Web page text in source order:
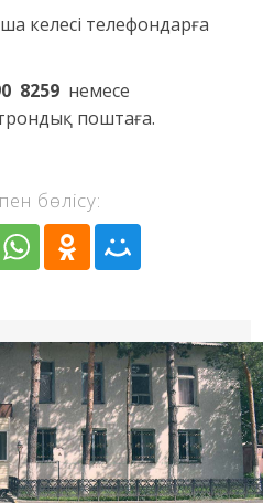
келесі телефондарға
8259 немесе
поштаға.
бөлісу: